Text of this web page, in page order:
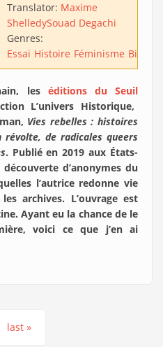
Translator: Maxime
ShelledySouad Degachi
Genres:
Essai Histoire Féminisme
les éditions du Seuil
L’univers Historique,
Vies rebelles : histoires
de radicales queers
. Publié en 2019 aux États-
d’anonymes du
l’autrice redonne vie
archives. L’ouvrage est
Ayant eu la chance de le
voici ce que j’en ai
last »